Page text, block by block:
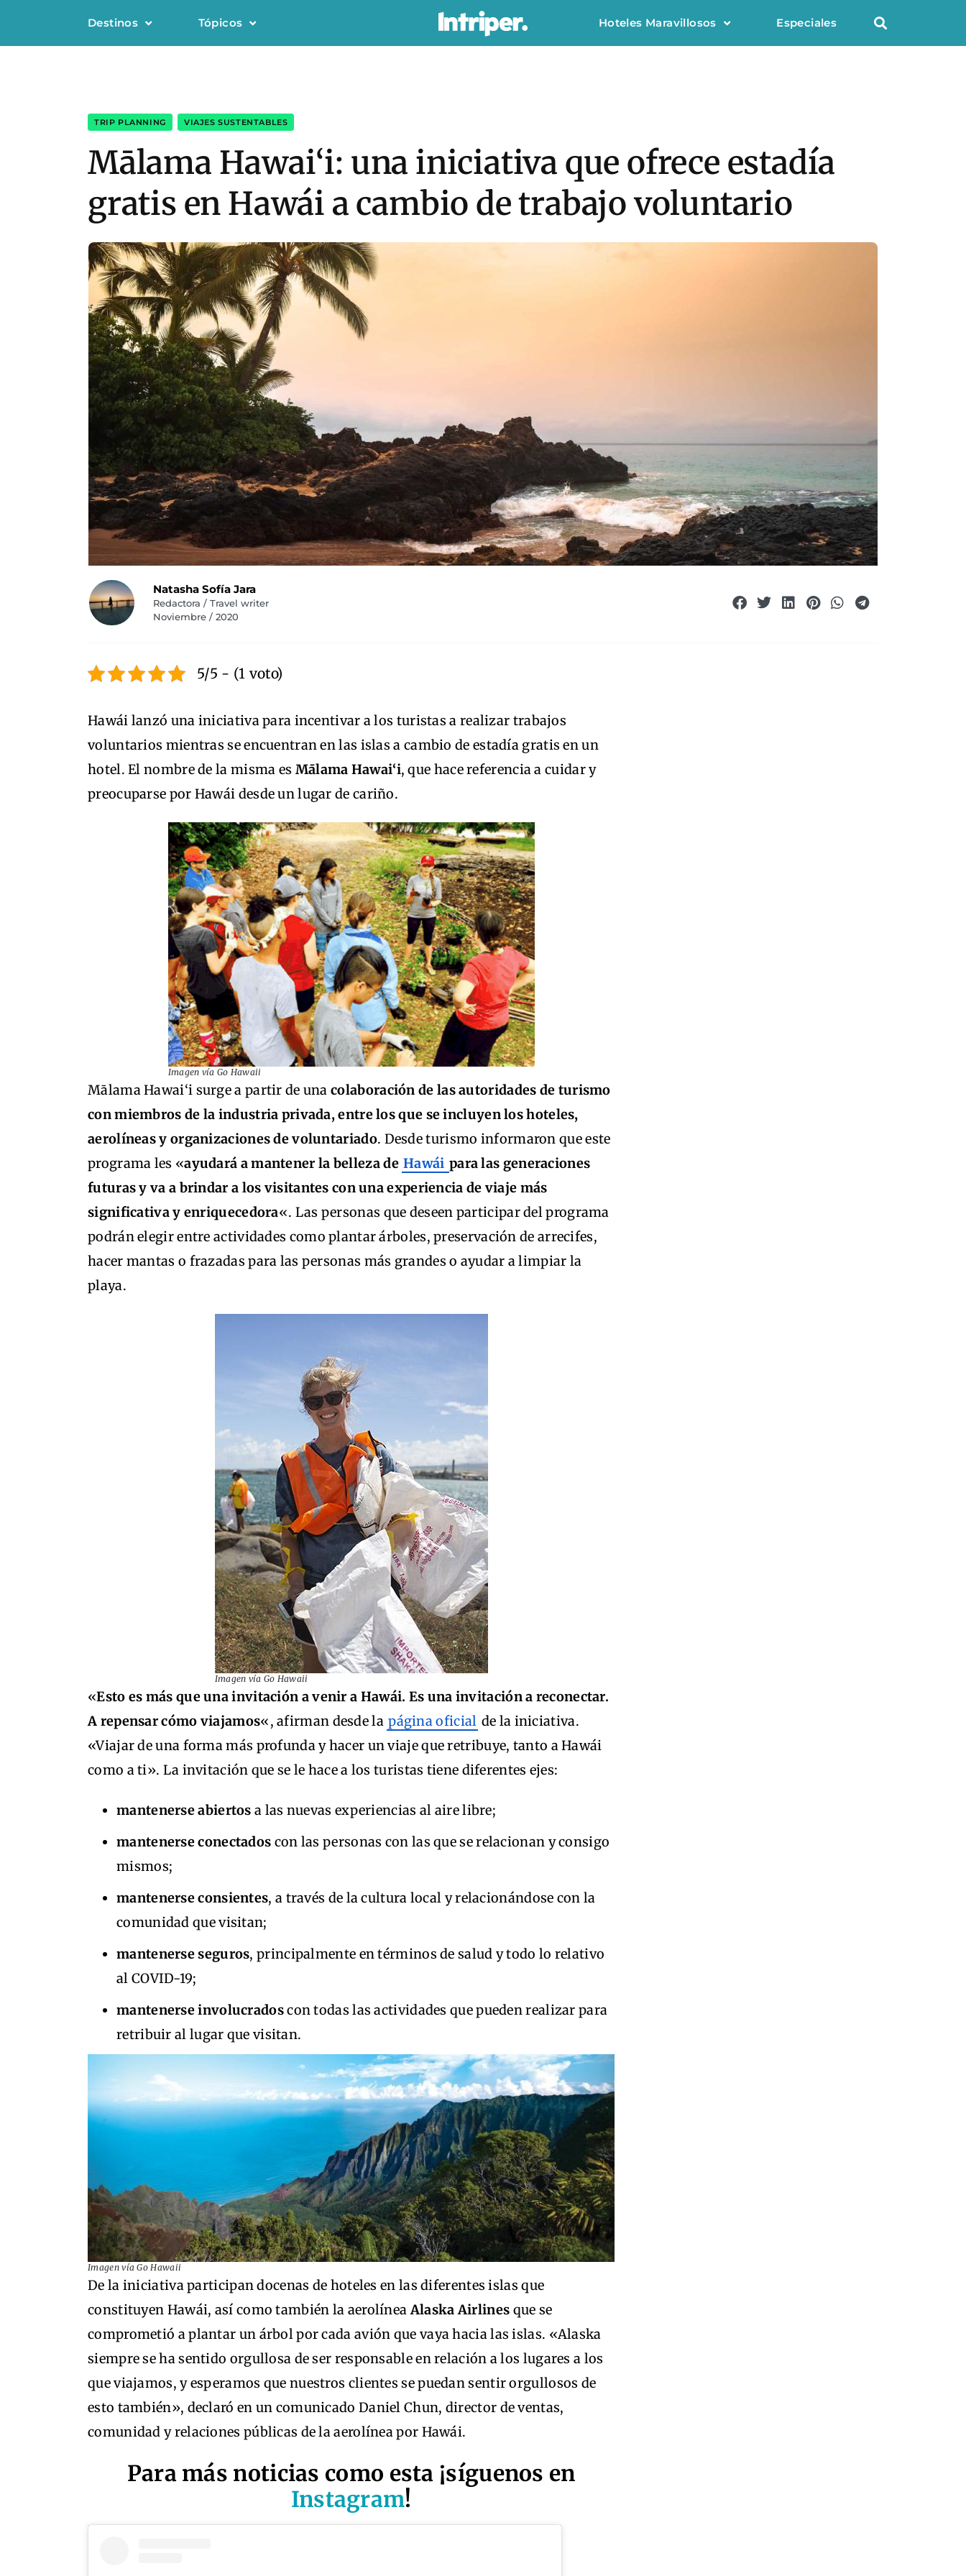
Destinos Tópicos Hoteles Maravillosos Especiales
TRIP PLANNING VIAJES SUSTENTABLES
Mālama Hawai‘i: una iniciativa que ofrece estadía
gratis en Hawái a cambio de trabajo voluntario
Natasha Sofía Jara
Redactora / Travel writer
Noviembre / 2020
5/5 - (1 voto)
Hawái lanzó una iniciativa para incentivar a los turistas a realizar trabajos
voluntarios mientras se encuentran en las islas a cambio de estadía gratis en un
hotel. El nombre de la misma es Mālama Hawai‘i, que hace referencia a cuidar y
preocuparse por Hawái desde un lugar de cariño.
Imagen vía Go Hawaii
Mālama Hawai‘i surge a partir de unacolaboración de las autoridades de turismo
con miembros de la industria privada, entre los que se incluyen los hoteles,
aerolíneas y organizaciones de voluntariado. Desde turismo informaron que este
programa les «ayudará a mantener la belleza de Hawái para las generaciones
futuras y va a brindar a los visitantes con una experiencia de viaje más
significativa y enriquecedora«. Las personas que deseen participar del programa
podrán elegir entre actividades como plantar árboles, preservación de arrecifes,
hacer mantas o frazadas para las personas más grandes o ayudar a limpiar la
playa.
Imagen vía Go Hawaii
«Esto es más que una invitación a venir a Hawái. Es una invitación a reconectar.
A repensar cómo viajamos«, afirman desde la página oficial de la iniciativa.
«Viajar de una forma más profunda y hacer un viaje que retribuye, tanto a Hawái
como a ti». La invitación que se le hace a los turistas tiene diferentes ejes:
mantenerse abiertos a las nuevas experiencias al aire libre;
mantenerse conectados con las personas con las que se relacionan y consigo
mismos;
mantenerse consientes, a través de la cultura local y relacionándose con la
comunidad que visitan;
mantenerse seguros, principalmente en términos de salud y todo lo relativo
al COVID-19;
mantenerse involucradoscon todas las actividades que pueden realizar para
retribuir al lugar que visitan.
Imagen vía Go Hawaii
De la iniciativa participan docenas de hoteles en las diferentes islas que
constituyen Hawái, así como también la aerolíneaAlaska Airlines que se
comprometió a plantar un árbol por cada avión que vaya hacia las islas. «Alaska
siempre se ha sentido orgullosa de ser responsable en relación a los lugares a los
que viajamos, y esperamos que nuestros clientes se puedan sentir orgullosos de
esto también», declaró en un comunicado Daniel Chun, director de ventas,
comunidad y relaciones públicas de la aerolínea por Hawái.
Para más noticias como esta ¡síguenos en
Instagram!